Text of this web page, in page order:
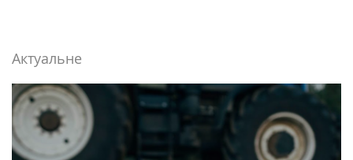
Актуальне